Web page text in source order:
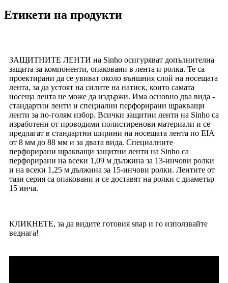
Етикети на продукти
ЗАЩИТНИТЕ ЛЕНТИ на Sinho осигуряват допълнителна
защита за компоненти, опаковани в лента и ролка. Те са
проектирани да се увиват около външния слой на носещата
лента, за да устоят на силите на натиск, които самата
носеща лента не може да издържи. Има основно два вида -
стандартни ленти и специални перфорирани щракващи
ленти за по-голям избор. Всички защитни ленти на Sinho са
изработени от проводими полистиренови материали и се
предлагат в стандартни ширини на носещата лента по EIA
от 8 мм до 88 мм и за двата вида. Специалните
перфорирани щракващи защитни ленти на Sinho са
перфорирани на всеки 1,09 м дължина за 13-инчови ролки
и на всеки 1,25 м дължина за 15-инчови ролки. Лентите от
тази серия са опаковани и се доставят на ролки с диаметър
15 инча.
КЛИКНЕТЕ, за да видите готовия snap и го използвайте
веднага!